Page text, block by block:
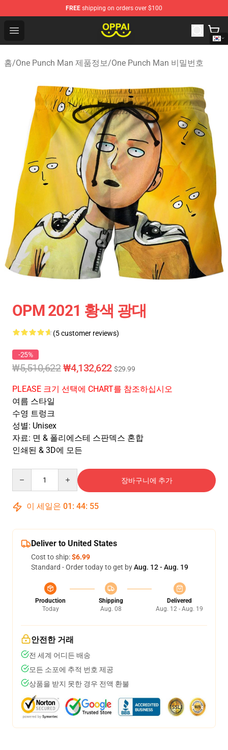
FREE shipping on orders over $100
Open menu
Oppai Store - Official Oppai Merchandise Shop
홈/One Punch Man 제품정보/One Punch Man 비밀번호
OPM 2021 황색 광대
(5 customer reviews)
-25%
₩5,510,622 ₩4,132,622 $29.99
PLEASE 크기 선택에 CHART를 참조하십시오
여름 스타일
수영 트렁크
성별: Unisex
자료: 면 & 폴리에스테 스판덱스 혼합
인쇄된 & 3D에 모든
장바구니에 추가
이 세일은 01 : 44: 54
Deliver to United States
Cost to ship:$6.99
Standard - Order today to get byAug. 12 - Aug. 19
Production
Today
Shipping
Aug. 08
Delivered
Aug. 12 - Aug. 19
안전한 거래
전 세계 어디든 배송
모든 소포에 추적 번호 제공
상품을 받지 못한 경우 전액 환불